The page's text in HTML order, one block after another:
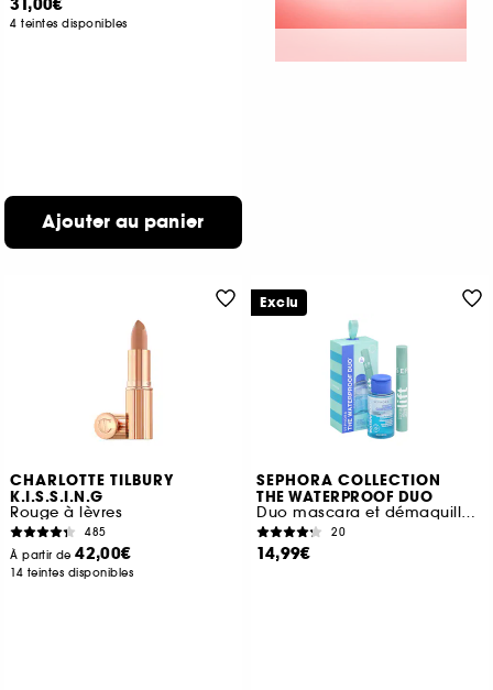
31,00€
4 teintes disponibles
Ajouter au panier
CHARLOTTE TILBURY
K.I.S.S.I.N.G
Rouge à lèvres
485
À partir de42,00€
14 teintes disponibles
SEPHORA COLLECTION
THE WATERPROOF DUO
Duo mascara et démaquillant waterproof
20
14,99€
Exclu